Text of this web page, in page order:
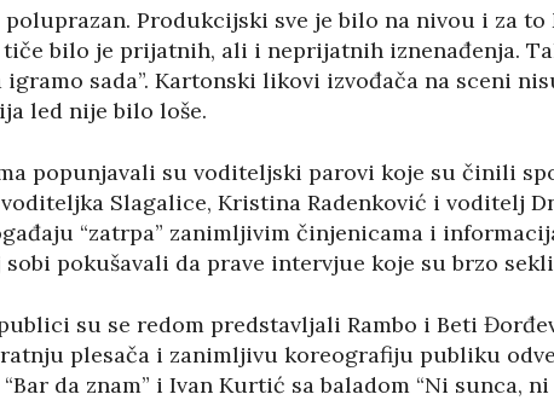
poluprazan. Produkcijski sve je bilo na nivou i za
bilo je prijatnih, ali i neprijatnih iznenađenja.
igramo sada”. Kartonski likovi izvođača na sceni
led nije bilo loše.
popunjavali su voditeljski parovi koje su činili
Slagalice, Kristina Radenković i voditelj
“zatrpa” zanimljivim činjenicama i
pokušavali da prave intervjue koje su brzo
su se redom predstavljali Rambo i Beti
plesača i zanimljivu koreografiju publiku
da znam” i Ivan Kurtić sa baladom “Ni sunca,